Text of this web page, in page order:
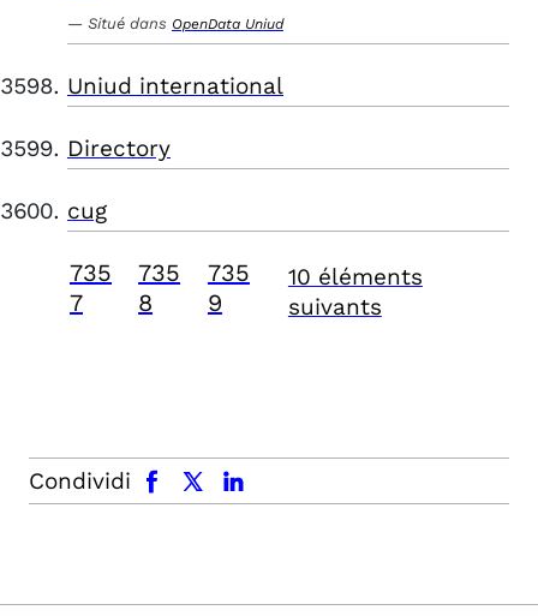
Situé dans OpenData Uniud
Uniud international
Directory
cug
735
7
735
8
735
9
10 éléments
suivants
Condividi
facebook x.com linkedin